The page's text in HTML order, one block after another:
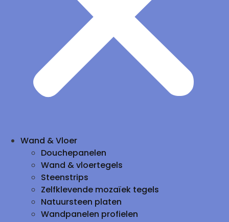
Wand & Vloer
Douchepanelen
Wand & vloertegels
Steenstrips
Zelfklevende mozaïek tegels
Natuursteen platen
Wandpanelen profielen